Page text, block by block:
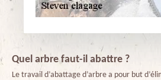
Quel arbre faut-il abattre ?
Le travail d’abattage d’arbre a pour but